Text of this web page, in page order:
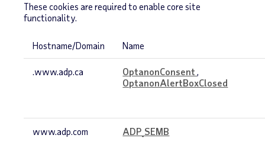
These cookies are required to enable core site
functionality.
Hostname/Domain Name
.www.adp.ca OptanonConsent,
OptanonAlertBoxClosed
www.adp.com ADP_SEMB